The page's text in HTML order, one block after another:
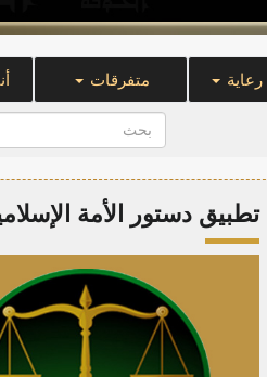
متفرقات
تطبيق دستور الأمة